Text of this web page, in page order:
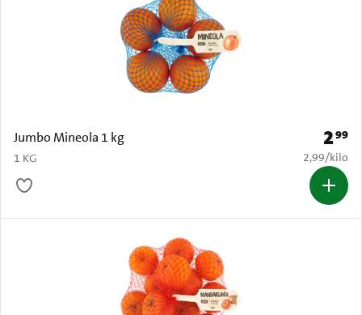
Jumbo Mineola 1 kg
1 KG
Prijs:
299
€ 2,99 per
2,99/kilo